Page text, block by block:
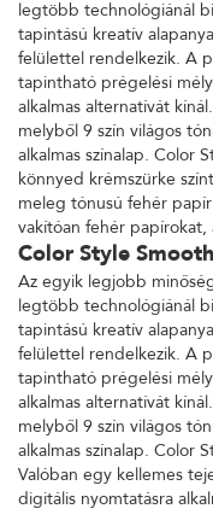
legtöbb technológiánál
tapintású kreatív
felülettel rendelkezik. A
tapintható prégelési
alkalmas alternatívát
melyből 9 szín világos
alkalmas színalap. Color
könnyed krémszürke
meleg tónusú fehér
vakítóan fehér papírokat,
Color Style
Az egyik legjobb
legtöbb technológiánál
tapintású kreatív
felülettel rendelkezik. A
tapintható prégelési
alkalmas alternatívát
melyből 9 szín világos
alkalmas színalap. Color
Valóban egy kellemes
digitális nyomtatásra